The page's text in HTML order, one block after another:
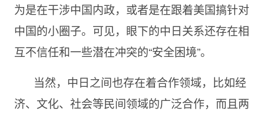
为是在干涉中国内政，或者是在跟着美国搞针对
中国的小圈子。可见，眼下的中日关系还存在相
互不信任和一些潜在冲突的“安全困境”。
当然，中日之间也存在着合作领域，比如经
济、文化、社会等民间领域的广泛合作，而且两